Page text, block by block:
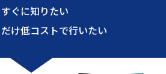
ぐに知りたい
け低コストで行いたい